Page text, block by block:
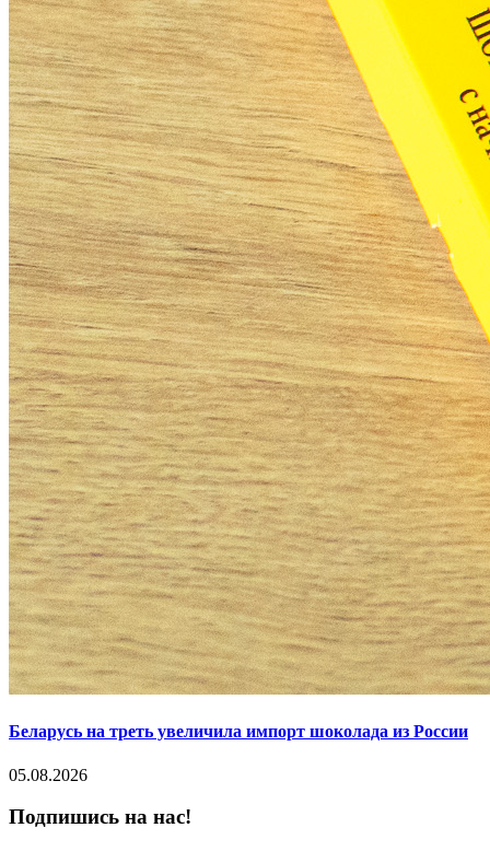
Беларусь на треть увеличила импорт шоколада из России
05.08.2026
Подпишись на нас!